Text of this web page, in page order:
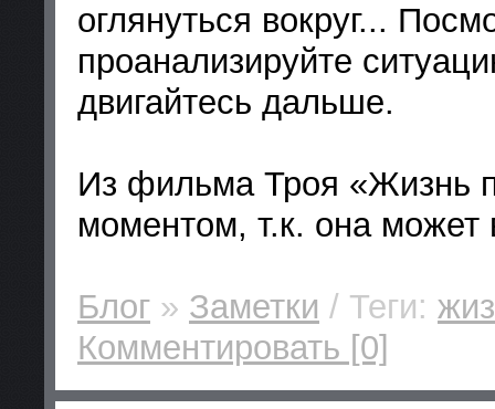
оглянуться вокруг...
проанализируйте
двигайтесь дальше.
Из фильма Троя «Жизнь
моментом, т.к. она
Блог » Заметки / Теги:
Комментировать [0]